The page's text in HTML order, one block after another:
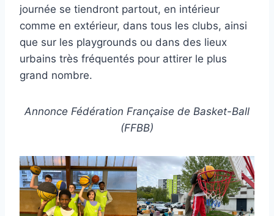
journée se tiendront partout, en intérieur
comme en extérieur, dans tous les clubs, ainsi
que sur les playgrounds ou dans des lieux
urbains très fréquentés pour attirer le plus
grand nombre.
Annonce Fédération Française de Basket-Ball
(FFBB)